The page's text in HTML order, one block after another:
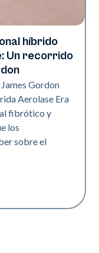
híbrido
Un recorrido
Gordon
Aerolase Era
fibrótico y
los
sobre el